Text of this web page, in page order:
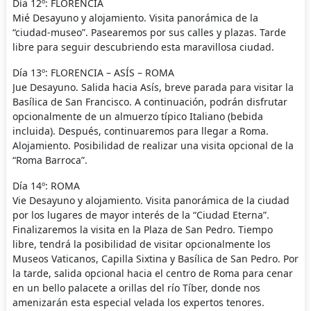
Día 12º: FLORENCIA
Mié Desayuno y alojamiento. Visita panorámica de la
“ciudad-museo”. Pasearemos por sus calles y plazas. Tarde
libre para seguir descubriendo esta maravillosa ciudad.
Día 13º: FLORENCIA – ASÍS – ROMA
Jue Desayuno. Salida hacia Asís, breve parada para visitar la
Basílica de San Francisco. A continuación, podrán disfrutar
opcionalmente de un almuerzo típico Italiano (bebida
incluida). Después, continuaremos para llegar a Roma.
Alojamiento. Posibilidad de realizar una visita opcional de la
“Roma Barroca”.
Día 14º: ROMA
Vie Desayuno y alojamiento. Visita panorámica de la ciudad
por los lugares de mayor interés de la “Ciudad Eterna”.
Finalizaremos la visita en la Plaza de San Pedro. Tiempo
libre, tendrá la posibilidad de visitar opcionalmente los
Museos Vaticanos, Capilla Sixtina y Basílica de San Pedro. Por
la tarde, salida opcional hacia el centro de Roma para cenar
en un bello palacete a orillas del río Tíber, donde nos
amenizarán esta especial velada los expertos tenores.